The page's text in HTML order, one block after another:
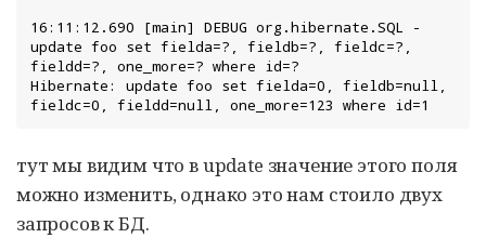
16:11:12.690 [main] DEBUG org.hibernate.SQL -
update foo set fielda=?, fieldb=?, fieldc=?,
fieldd=?, one_more=? where id=?
Hibernate: update foo set fielda=0, fieldb=null,
fieldc=0, fieldd=null, one_more=123 where id=1
тут мы видим что в update значение этого поля
можно изменить, однако это нам стоило двух
запросов к БД.